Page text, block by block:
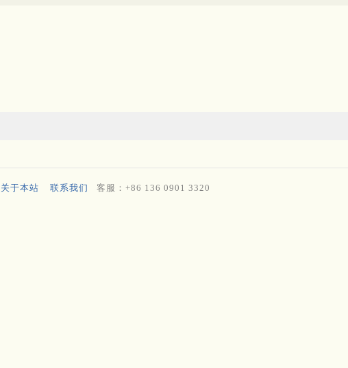
关于本站 联系我们 客服：+86 136 0901 3320